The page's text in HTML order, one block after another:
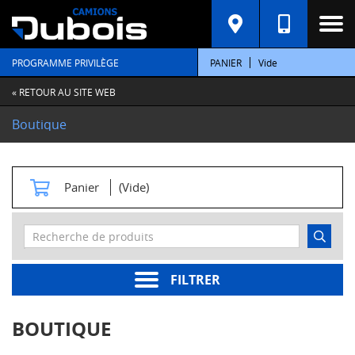
PROGRAMME PRIVILÈGE PANIER Vide
« RETOUR AU SITE WEB
Boutique
Panier (Vide)
FILTRER
C
A
T
É
G
O
R
E
S
t
e
r
moteur
BOUTIQUE